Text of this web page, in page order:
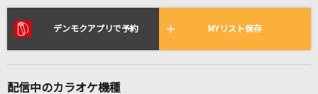
リアルタイムで歌われている曲の一覧
デンモクアプリで予約 MYリスト保存
配信中のカラオケ機種